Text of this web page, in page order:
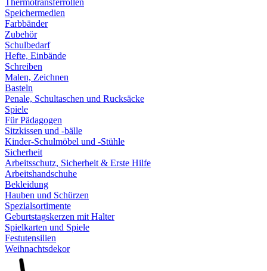
Thermotransferrollen
Speichermedien
Farbbänder
Zubehör
Schulbedarf
Hefte, Einbände
Schreiben
Malen, Zeichnen
Basteln
Penale, Schultaschen und Rucksäcke
Spiele
Für Pädagogen
Sitzkissen und -bälle
Kinder-Schulmöbel und -Stühle
Sicherheit
Arbeitsschutz, Sicherheit & Erste Hilfe
Arbeitshandschuhe
Bekleidung
Hauben und Schürzen
Spezialsortimente
Geburtstagskerzen mit Halter
Spielkarten und Spiele
Festutensilien
Weihnachtsdekor